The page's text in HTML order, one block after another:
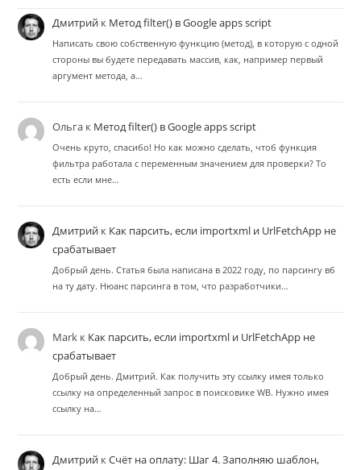
Дмитрийк Метод filter() в Google apps script
Написать свою собственную функцию (метод), в которую с одной
стороны вы будете передавать массив, как, например первый
аргумент метода, а…
Ольгак Метод filter() в Google apps script
Очень круто, спасибо! Но как можно сделать, чтоб функция
фильтра работала с переменным значением для проверки? То
есть если мне…
Дмитрийк Как парсить, если importxml и UrlFetchApp не
срабатывает
Добрый день. Статья была написана в 2022 году, по парсингу вб
на ту дату. Нюанс парсинга в том, что разработчики…
Markк Как парсить, если importxml и UrlFetchApp не
срабатывает
Добрый день. Дмитрий. Как получить эту ссылку имея только
ссылку на определенный запрос в поисковике WB. Нужно имея
ссылку на…
ДмитрийкСчёт на оплату: Шаг 4. Заполняю шаблон,